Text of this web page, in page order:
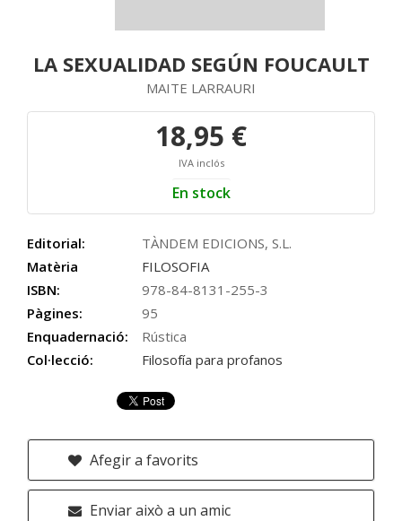
LA SEXUALIDAD SEGÚN FOUCAULT
MAITE LARRAURI
18,95 €
IVA inclós
En stock
Editorial:
TÀNDEM EDICIONS, S.L.
Matèria
FILOSOFIA
ISBN:
978-84-8131-255-3
Pàgines:
95
Enquadernació:
Rústica
Col·lecció:
Filosofía para profanos
Afegir a favorits
Enviar això a un amic